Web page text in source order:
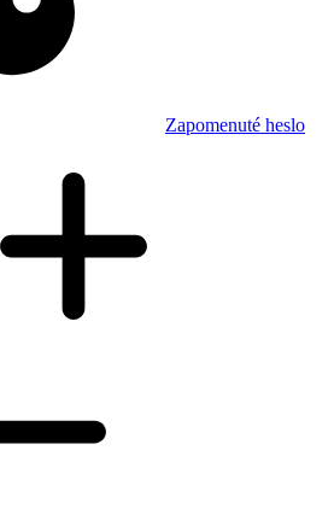
Zapomenuté heslo